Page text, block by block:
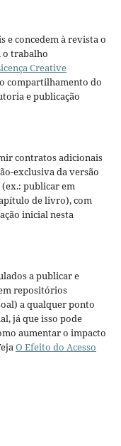
e concedem à revista o
o trabalho
Creative
compartilhamento do
e publicação
contratos adicionais
exclusiva da versão
publicar em
de livro), com
inicial nesta
a publicar e
repositórios
a qualquer ponto
já que isso pode
aumentar o impacto
O Efeito do Acesso